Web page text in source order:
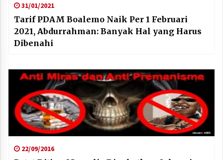
31/01/2021
Tarif PDAM Boalemo Naik Per 1 Februari
2021, Abdurrahman: Banyak Hal yang Harus
Dibenahi
22/09/2016